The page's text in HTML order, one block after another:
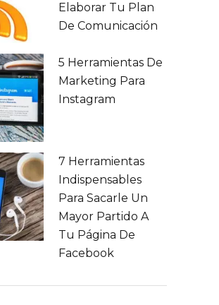
Elaborar Tu Plan
De Comunicación
5 Herramientas De
Marketing Para
Instagram
7 Herramientas
Indispensables
Para Sacarle Un
Mayor Partido A
Tu Página De
Facebook